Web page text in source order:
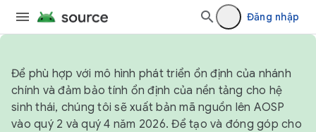
Đăng nhập
Để phù hợp với mô hình phát triển ổn định của nhánh
chính và đảm bảo tính ổn định của nền tảng cho hệ
sinh thái, chúng tôi sẽ xuất bản mã nguồn lên AOSP
vào quý 2 và quý 4 năm 2026. Để tạo và đóng góp cho